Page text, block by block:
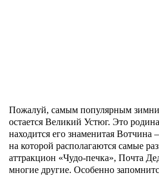
Пожалуй, самым популярным
остается Великий Устюг. Это
находится его знаменитая Вотчина
на которой располагаются самые
аттракцион «Чудо-печка», Почта
многие другие. Особенно